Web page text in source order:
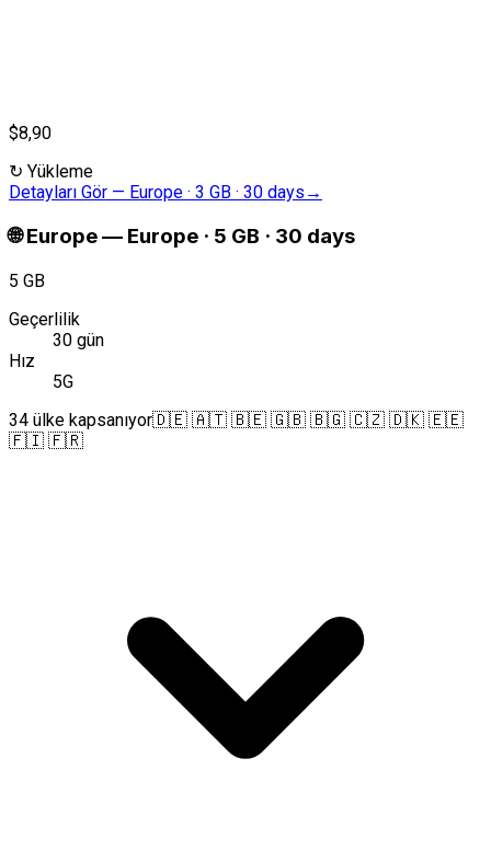
$8,90
↻ Yükleme
Detayları Gör — Europe · 3 GB · 30 days →
🌐 Europe— Europe · 5 GB · 30 days
5 GB
Geçerlilik
30 gün
Hız
5G
34 ülke kapsanıyor🇩🇪 🇦🇹 🇧🇪 🇬🇧 🇧🇬 🇨🇿 🇩🇰 🇪🇪
🇫🇮 🇫🇷